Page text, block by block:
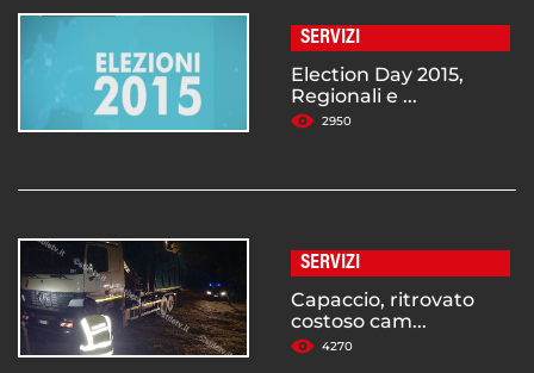
SERVIZI
Election Day 2015,
Regionali e ...
2950
SERVIZI
Capaccio, ritrovato
costoso cam...
4270